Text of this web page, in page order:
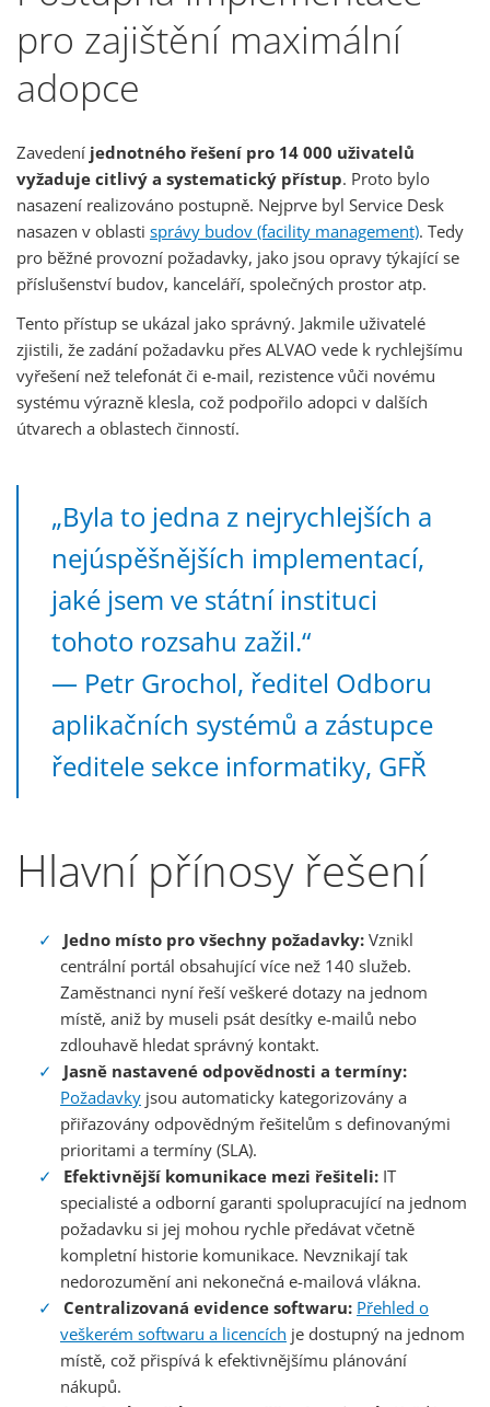
pro zajištění maximální
adopce
Zavedení jednotného řešení pro 14 000 uživatelů
vyžaduje citlivý a systematický přístup. Proto bylo
nasazení realizováno postupně. Nejprve byl Service Desk
nasazen v oblasti správy budov (facility management). Tedy
pro běžné provozní požadavky, jako jsou opravy týkající se
příslušenství budov, kanceláří, společných prostor atp.
Tento přístup se ukázal jako správný. Jakmile uživatelé
zjistili, že zadání požadavku přes ALVAO vede k rychlejšímu
vyřešení než telefonát či e-mail, rezistence vůči novému
systému výrazně klesla, což podpořilo adopci v dalších
útvarech a oblastech činností.
„Byla to jedna z nejrychlejších a
nejúspěšnějších implementací,
jaké jsem ve státní instituci
tohoto rozsahu zažil.“
— Petr Grochol, ředitel Odboru
aplikačních systémů a zástupce
ředitele sekce informatiky, GFŘ
Hlavní přínosy řešení
Jedno místo pro všechny požadavky: Vznikl
centrální portál obsahující více než 140 služeb.
Zaměstnanci nyní řeší veškeré dotazy na jednom
místě, aniž by museli psát desítky e-mailů nebo
zdlouhavě hledat správný kontakt.
Jasně nastavené odpovědnosti a termíny:
Požadavky jsou automaticky kategorizovány a
přiřazovány odpovědným řešitelům s definovanými
prioritami a termíny (SLA).
Efektivnější komunikace mezi řešiteli: IT
specialisté a odborní garanti spolupracující na jednom
požadavku si jej mohou rychle předávat včetně
kompletní historie komunikace. Nevznikají tak
nedorozumění ani nekonečná e-mailová vlákna.
Centralizovaná evidence softwaru: Přehled o
veškerém softwaru a licencích je dostupný na jednom
místě, což přispívá k efektivnějšímu plánování
nákupů.